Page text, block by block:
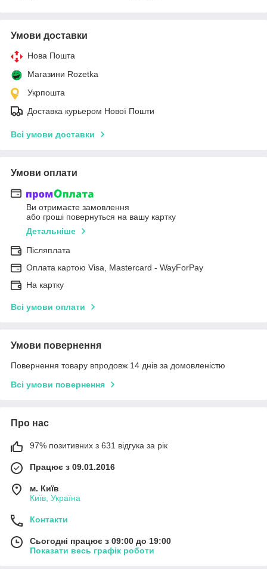
Умови доставки
Нова Пошта
Магазини Rozetka
Укрпошта
Доставка курьером Нової Пошти
Всі умови доставки
Умови оплати
Ви отримаєте замовлення
або гроші повернуться на вашу картку
Детальніше
Післяплата
Оплата картою Visa, Mastercard - WayForPay
На картку
Всі умови оплати
Умови повернення
Повернення товару впродовж 14 днів за домовленістю
Всі умови повернення
Про нас
97% позитивних з 631 відгука за рік
Працює з 09.01.2016
м. Київ
Київ, Україна
Контакти
Сьогодні працює з 09:00 до 19:00
Показати весь графік роботи